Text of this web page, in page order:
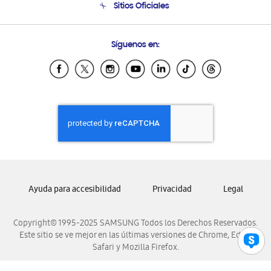
Seguimiento de tu pedido
Soporte vía eMail
Sitios Oficiales
Samsung Ecuador
Samsung El Salvador
Samsung Honduras
Samsung Nicaragua
Samsung Panamá
Samsung Venezuela
Síguenos en:
Copyright© 1995-2025 SAMSUNG Todos los Derechos Reservados.
Este sitio se ve mejor en las últimas versiones de Chrome, Edge,
Safari y Mozilla Firefox.
Ayuda para accesibilidad Privacidad Legal